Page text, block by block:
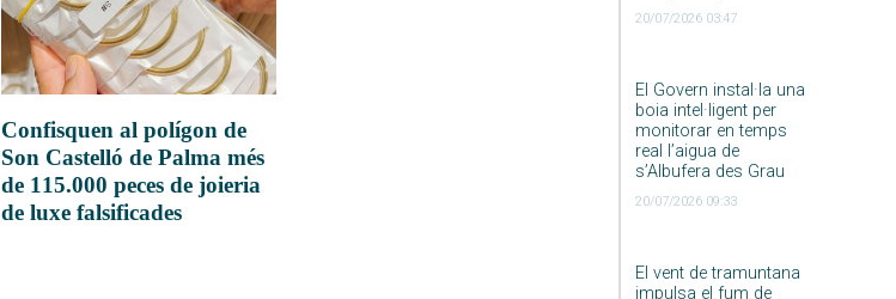
20/07/2026 03:47
El Govern instal·la una
boia intel·ligent per
monitorar en temps
real l’aigua de
s’Albufera des Grau
20/07/2026 09:33
El vent de tramuntana
impulsa el fum de
Confisquen al polígon de
Son Castelló de Palma més
de 115.000 peces de joieria
de luxe falsificades